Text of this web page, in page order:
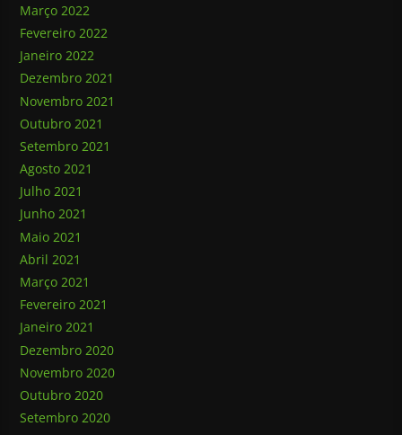
Março 2022
Fevereiro 2022
Janeiro 2022
Dezembro 2021
Novembro 2021
Outubro 2021
Setembro 2021
Agosto 2021
Julho 2021
Junho 2021
Maio 2021
Abril 2021
Março 2021
Fevereiro 2021
Janeiro 2021
Dezembro 2020
Novembro 2020
Outubro 2020
Setembro 2020